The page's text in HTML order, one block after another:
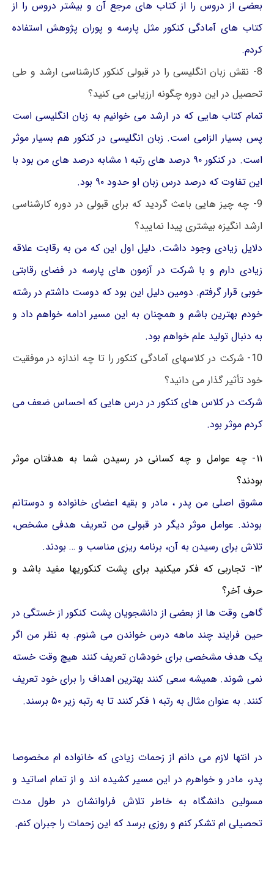
بعضی از دروس را از کتاب های مرجع آن و بیشتر دروس را از
کتاب های آمادگی کنکور مثل پارسه و پوران پژوهش استفاده
کردم.
8- نقش زبان انگلیسی را در قبولی کنکور کارشناسی ارشد و طی
تحصیل در این دوره چگونه ارزیابی می کنید؟
تمام کتاب هایی که در ارشد می خوانیم به زبان انگلیسی است
پس بسیار الزامی است. زبان انگلیسی در کنکور هم بسیار موثر
است. در کنکور ۹۰ درصد های رتبه ۱ مشابه درصد های من بود با
این تفاوت که درصد درس زبان او حدود ۹۰ بود.
9- چه چیز هایی باعث گردید که برای قبولی در دوره کارشناسی
ارشد انگیزه بیشتری پیدا نمایید؟
دلایل زیادی وجود داشت. دلیل اول این که من به رقابت علاقه
زیادی دارم و با شرکت در آزمون های پارسه در فضای رقابتی
خوبی قرار گرفتم. دومین دلیل این بود که دوست داشتم در رشته
خودم بهترین باشم و همچنان به این مسیر ادامه خواهم داد و
به دنبال تولید علم خواهم بود.
10- شرکت در کلاسهای آمادگی کنکور را تا چه اندازه در موفقیت
خود تأثیر گذار می دانید؟
شرکت در کلاس های کنکور در درس هایی که احساس ضعف می
کردم موثر بود.
۱۱- چه عوامل و چه کسانی در رسیدن شما به هدفتان موثر
بودند؟
مشوق اصلی من پدر ، مادر و بقیه اعضای خانواده و دوستانم
بودند. عوامل موثر دیگر در قبولی من تعریف هدفی مشخص،
تلاش برای رسیدن به آن، برنامه ریزی مناسب و … بودند.
۱۲- تجاربی که فکر میکنید برای پشت کنکوریها مفید باشد و
حرف آخر؟
گاهی وقت ها از بعضی از دانشجویان پشت کنکور از خستگی در
حین فرایند چند ماهه درس خواندن می شنوم. به نظر من اگر
یک هدف مشخصی برای خودشان تعریف کنند هیچ وقت خسته
نمی شوند. همیشه سعی کنند بهترین اهداف را برای خود تعریف
کنند. به عنوان مثال به رتبه ۱ فکر کنند تا به رتبه زیر ۵۰ برسند.
در انتها لازم می دانم از زحمات زیادی که خانواده ام مخصوصا
پدر، مادر و خواهرم در این مسیر کشیده اند و از تمام اساتید و
مسولین دانشگاه به خاطر تلاش فراوانشان در طول مدت
تحصیلی ام تشکر کنم و روزی برسد که این زحمات را جبران کنم.